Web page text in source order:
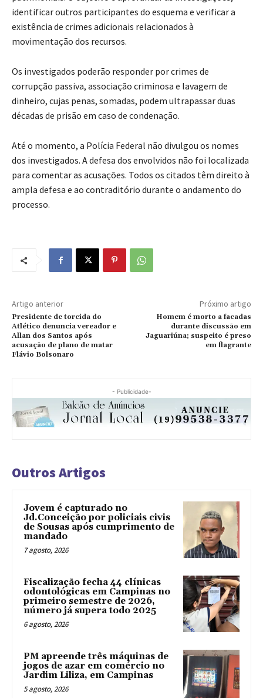
identificar outros participantes do esquema e verificar a
existência de crimes adicionais relacionados à
movimentação dos recursos.
Os investigados poderão responder por crimes de
corrupção passiva, associação criminosa e lavagem de
dinheiro, cujas penas, somadas, podem ultrapassar duas
décadas de prisão em caso de condenação.
Até o momento, a Polícia Federal não divulgou os nomes
dos investigados. A defesa dos envolvidos não foi localizada
para comentar as acusações. Todos os citados têm direito à
ampla defesa e ao contraditório durante o andamento do
processo.
Artigo anterior
Presidente de torcida do
Atlético denuncia vereador e
Allan dos Santos após
acusação de plano de matar
Flávio Bolsonaro
Próximo artigo
Homem é morto a facadas
durante discussão em
Jaguariúna; suspeito é preso
em flagrante
- Publicidade-
Outros Artigos
Jovem é capturado no
Jd.Conceição por policiais civis
de Sousas após cumprimento de
mandado
7 agosto, 2026
Fiscalização fecha 44 clínicas
odontológicas em Campinas no
primeiro semestre de 2026,
número já supera todo 2025
6 agosto, 2026
PM apreende três máquinas de
jogos de azar em comércio no
Jardim Liliza, em Campinas
5 agosto, 2026